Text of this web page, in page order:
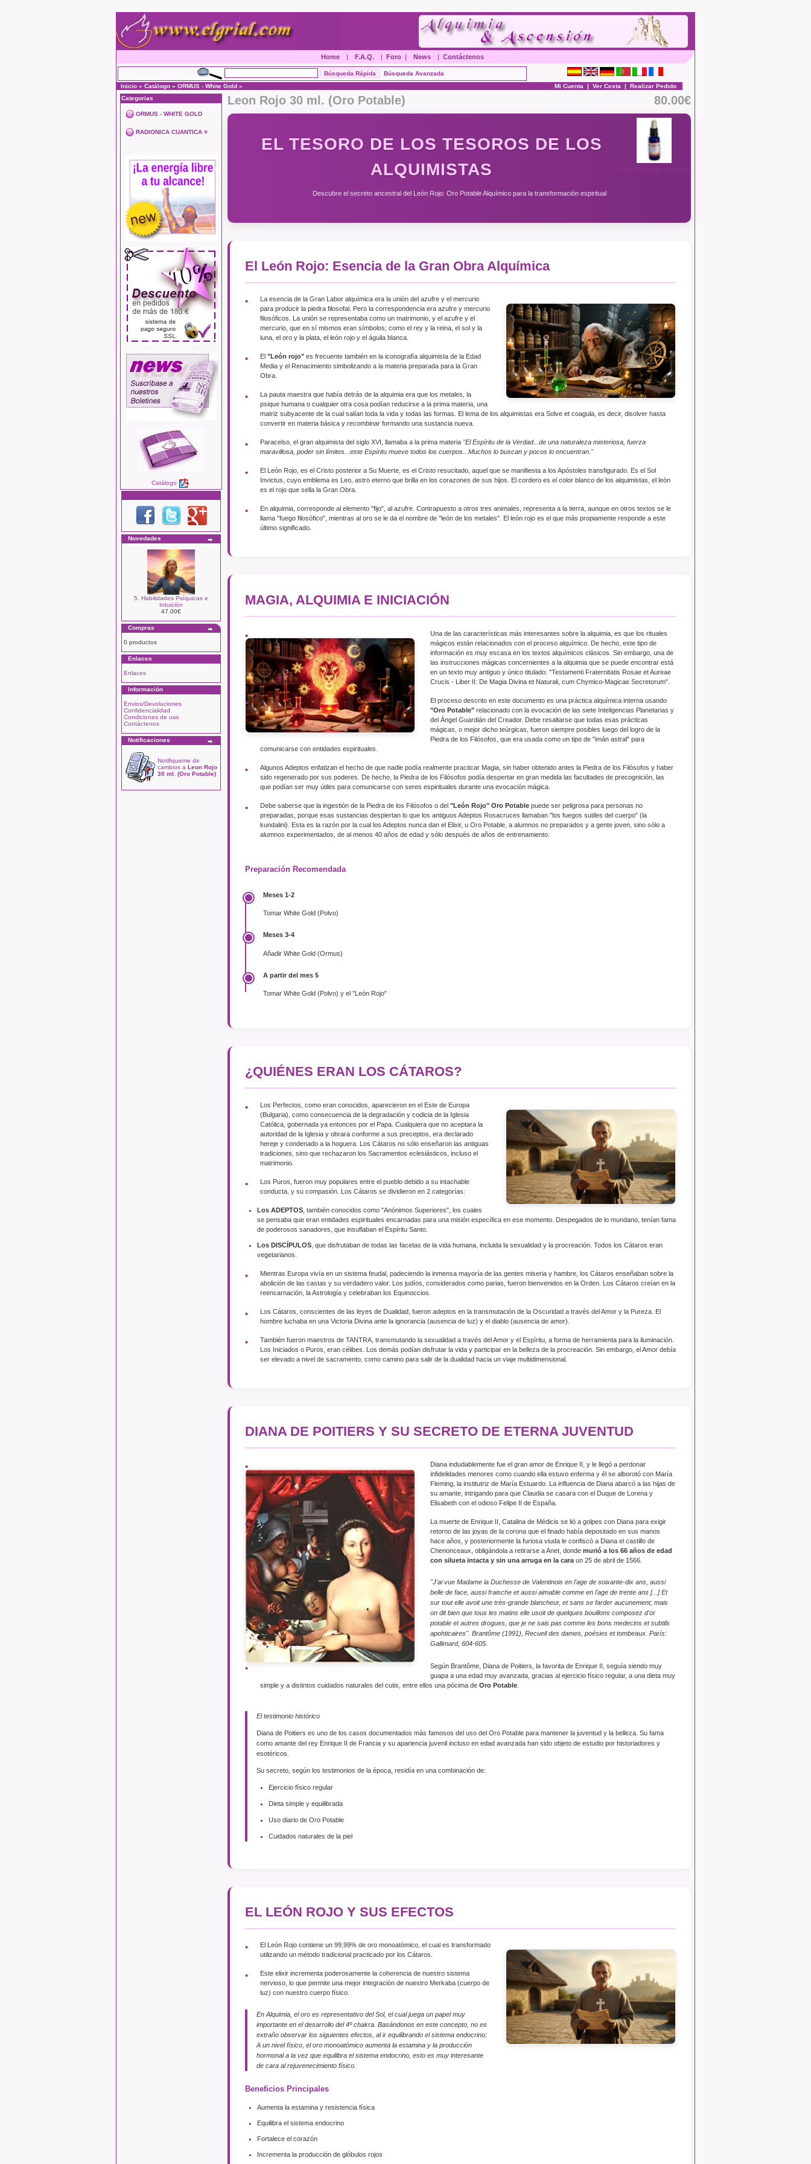
Home | F.A.Q. | Foro| News | Contáctenos
Búsqueda Avanzada
Inicio » Catálogo » ORMUS - White Gold » Mi Cuenta | Ver Cesta | Realizar Pedido
Categorias
ORMUS - WHITE GOLD
RADIONICA CUANTICA »
Catálogo
Novedades
5. Habilidades Psíquicas e
Intuición
47.00€
Compras
0 productos
Enlaces
Enlaces
Información
Envios/Devoluciones
Confidencialidad
Condiciones de uso
Contáctenos
Notificaciones
Notifiqueme de
cambios a Leon Rojo
30 ml. (Oro Potable)
Leon Rojo 30 ml. (Oro Potable) 80.00€
Haga Click para agrandar
EL TESORO DE LOS TESOROS DE LOS
ALQUIMISTAS
Descubre el secreto ancestral del León Rojo: Oro Potable Alquímico para la transformación espiritual
El León Rojo: Esencia de la Gran Obra Alquímica
La esencia de la Gran Labor alquímica era la unión del azufre y el mercurio
para producir la piedra filosofal. Pero la correspondencia era azufre y mercurio
filosóficos. La unión se representaba como un matrimonio, y el azufre y el
mercurio, que en sí mismos eran símbolos; como el rey y la reina, el sol y la
luna, el oro y la plata, el león rojo y el águila blanca.
El "León rojo" es frecuente también en la iconografía alquimista de la Edad
Media y el Renacimiento simbolizando a la materia preparada para la Gran
Obra.
La pauta maestra que había detrás de la alquimia era que los metales, la
psique humana o cualquier otra cosa podían reducirse a la prima materia, una
matriz subyacente de la cual salían toda la vida y todas las formas. El lema de los alquimistas era Solve et coagula, es decir, disolver hasta
convertir en materia básica y recombinar formando una sustancia nueva.
Paracelso, el gran alquimista del siglo XVI, llamaba a la prima materia "El Espíritu de la Verdad...de una naturaleza misteriosa, fuerza
maravillosa, poder sin límites...este Espíritu mueve todos los cuerpos...Muchos lo buscan y pocos lo encuentran."
El León Rojo, es el Cristo posterior a Su Muerte, es el Cristo resucitado, aquel que se manifiesta a los Apóstoles transfigurado. Es el Sol
Invictus, cuyo emblema es Leo, astro eterno que brilla en los corazones de sus hijos. El cordero es el color blanco de los alquimistas, el león
es el rojo que sella la Gran Obra.
En alquimia, corresponde al elemento "fijo", al azufre. Contrapuesto a otros tres animales, representa a la tierra, aunque en otros textos se le
llama "fuego filosófico", mientras al oro se le da el nombre de "león de los metales". El león rojo es el que más propiamente responde a este
último significado.
MAGIA, ALQUIMIA E INICIACIÓN
Una de las características más interesantes sobre la alquimia, es que los rituales
mágicos están relacionados con el proceso alquímico. De hecho, este tipo de
información es muy escasa en los textos alquímicos clásicos. Sin embargo, una de
las instrucciones mágicas concernientes a la alquimia que se puede encontrar está
en un texto muy antiguo y único titulado: "Testamenti Fraternitatis Rosae et Aureae
Crucis - Liber II: De Magia Divina et Naturali, cum Chymico-Magicae Secretorum".
El proceso descrito en este documento es una práctica alquímica interna usando
"Oro Potable" relacionado con la evocación de las siete Inteligencias Planetarias y
del Ángel Guardián del Creador. Debe resaltarse que todas esas prácticas
mágicas, o mejor dicho teúrgicas, fueron siempre posibles luego del logro de la
Piedra de los Filósofos, que era usada como un tipo de "imán astral" para
comunicarse con entidades espirituales.
Algunos Adeptos enfatizan el hecho de que nadie podía realmente practicar Magia, sin haber obtenido antes la Piedra de los Filósofos y haber
sido regenerado por sus poderes. De hecho, la Piedra de los Filósofos podía despertar en gran medida las facultades de precognición, las
que podían ser muy útiles para comunicarse con seres espirituales durante una evocación mágica.
Debe saberse que la ingestión de la Piedra de los Filósofos o del "León Rojo" Oro Potable puede ser peligrosa para personas no
preparadas, porque esas sustancias despiertan lo que los antiguos Adeptos Rosacruces llamaban "los fuegos sutiles del cuerpo" (la
kundalini). Esta es la razón por la cual los Adeptos nunca dan el Elixir, u Oro Potable, a alumnos no preparados y a gente joven, sino sólo a
alumnos experimentados, de al menos 40 años de edad y sólo después de años de entrenamiento.
Preparación Recomendada
Meses 1-2
Tomar White Gold (Polvo)
Meses 3-4
Añadir White Gold (Ormus)
A partir del mes 5
Tomar White Gold (Polvo) y el "León Rojo"
¿QUIÉNES ERAN LOS CÁTAROS?
Los Perfectos, como eran conocidos, aparecieron en el Este de Europa
(Bulgaria), como consecuencia de la degradación y codicia de la Iglesia
Católica, gobernada ya entonces por el Papa. Cualquiera que no aceptara la
autoridad de la Iglesia y obrara conforme a sus preceptos, era declarado
hereje y condenado a la hoguera. Los Cátaros no sólo enseñaron las antiguas
tradiciones, sino que rechazaron los Sacramentos eclesiásticos, incluso el
matrimonio.
Los Puros, fueron muy populares entre el pueblo debido a su intachable
conducta, y su compasión. Los Cátaros se dividieron en 2 categorías:
Los ADEPTOS , también conocidos como "Anónimos Superiores", los cuales
se pensaba que eran entidades espirituales encarnadas para una misión específica en ese momento. Despegados de lo mundano, tenían fama
de poderosos sanadores, que insuflaban el Espíritu Santo.
Los DISCÍPULOS , que disfrutaban de todas las facetas de la vida humana, incluida la sexualidad y la procreación. Todos los Cátaros eran
vegetarianos.
Mientras Europa vivía en un sistema feudal, padeciendo la inmensa mayoría de las gentes miseria y hambre, los Cátaros enseñaban sobre la
abolición de las castas y su verdadero valor. Los judíos, considerados como parias, fueron bienvenidos en la Orden. Los Cátaros creían en la
reencarnación, la Astrología y celebraban los Equinoccios.
Los Cátaros, conscientes de las leyes de Dualidad, fueron adeptos en la transmutación de la Oscuridad a través del Amor y la Pureza. El
hombre luchaba en una Victoria Divina ante la ignorancia (ausencia de luz) y el diablo (ausencia de amor).
También fueron maestros de TANTRA, transmutando la sexualidad a través del Amor y el Espíritu, a forma de herramienta para la iluminación.
Los Iniciados o Puros, eran célibes. Los demás podían disfrutar la vida y participar en la belleza de la procreación. Sin embargo, el Amor debía
ser elevado a nivel de sacramento, como camino para salir de la dualidad hacia un viaje multidimensional.
DIANA DE POITIERS Y SU SECRETO DE ETERNA JUVENTUD
Diana indudablemente fue el gran amor de Enrique II, y le llegó a perdonar
infidelidades menores como cuando ella estuvo enferma y él se alborotó con María
Fleming, la institutriz de María Estuardo. La influencia de Diana abarcó a las hijas de
su amante, intrigando para que Claudia se casara con el Duque de Lorena y
Elisabeth con el odioso Felipe II de España.
La muerte de Enrique II, Catalina de Médicis se lió a golpes con Diana para exigir
retorno de las joyas de la corona que el finado había depositado en sus manos
hace años, y posteriormente la furiosa viuda le confiscó a Diana el castillo de
Chenonceaux, obligándola a retirarse a Anet, donde murió a los 66 años de edad
con silueta intacta y sin una arruga en la cara un 25 de abril de 1566.
"J'ai vue Madame la Duchesse de Valentinois en l'age de soixante-dix ans, aussi
belle de face, aussi fraische et aussi aimable comme en l'age de trente ans [...] Et
sur tout elle avoit une très-grande blancheur, et sans se farder aucunement; mais
on dit bien que tous les matins elle usoit de quelques bouillons composez d'or
potable et autres drogues, que je ne sais pas comme les bons medecins et subtils
apohticaires". Brantôme (1991), Recueil des dames, poésies et tombeaux. París:
Gallimard, 604-605.
Según Brantôme, Diana de Poitiers, la favorita de Enrique II, seguía siendo muy
guapa a una edad muy avanzada, gracias al ejercicio físico regular, a una dieta muy
simple y a distintos cuidados naturales del cutis, entre ellos una pócima de Oro Potable
El testimonio histórico
Diana de Poitiers es uno de los casos documentados más famosos del uso del Oro Potable para mantener la juventud y la belleza. Su fama
como amante del rey Enrique II de Francia y su apariencia juvenil incluso en edad avanzada han sido objeto de estudio por historiadores y
esotéricos.
Su secreto, según los testimonios de la época, residía en una combinación de:
Ejercicio físico regular
Dieta simple y equilibrada
Uso diario de Oro Potable
Cuidados naturales de la piel
EL LEÓN ROJO Y SUS EFECTOS
El León Rojo contiene un 99,99% de oro monoatómico, el cual es transformado
utilizando un método tradicional practicado por los Cátaros.
Este elixir incrementa poderosamente la coherencia de nuestro sistema
nervioso, lo que permite una mejor integración de nuestro Merkaba (cuerpo de
luz) con nuestro cuerpo físico.
En Alquimia, el oro es representativo del Sol, el cual juega un papel muy
importante en el desarrollo del 4º chakra. Basándonos en este concepto, no es
extraño observar los siguientes efectos, al ir equilibrando el sistema endocrino:
A un nivel físico, el oro monoatómico aumenta la estamina y la producción
hormonal a la vez que equilibra el sistema endocrino, esto es muy interesante
de cara al rejuvenecimiento físico.
Beneficios Principales
Aumenta la estamina y resistencia física
Equilibra el sistema endocrino
Fortalece el corazón
Incrementa la producción de glóbulos rojos